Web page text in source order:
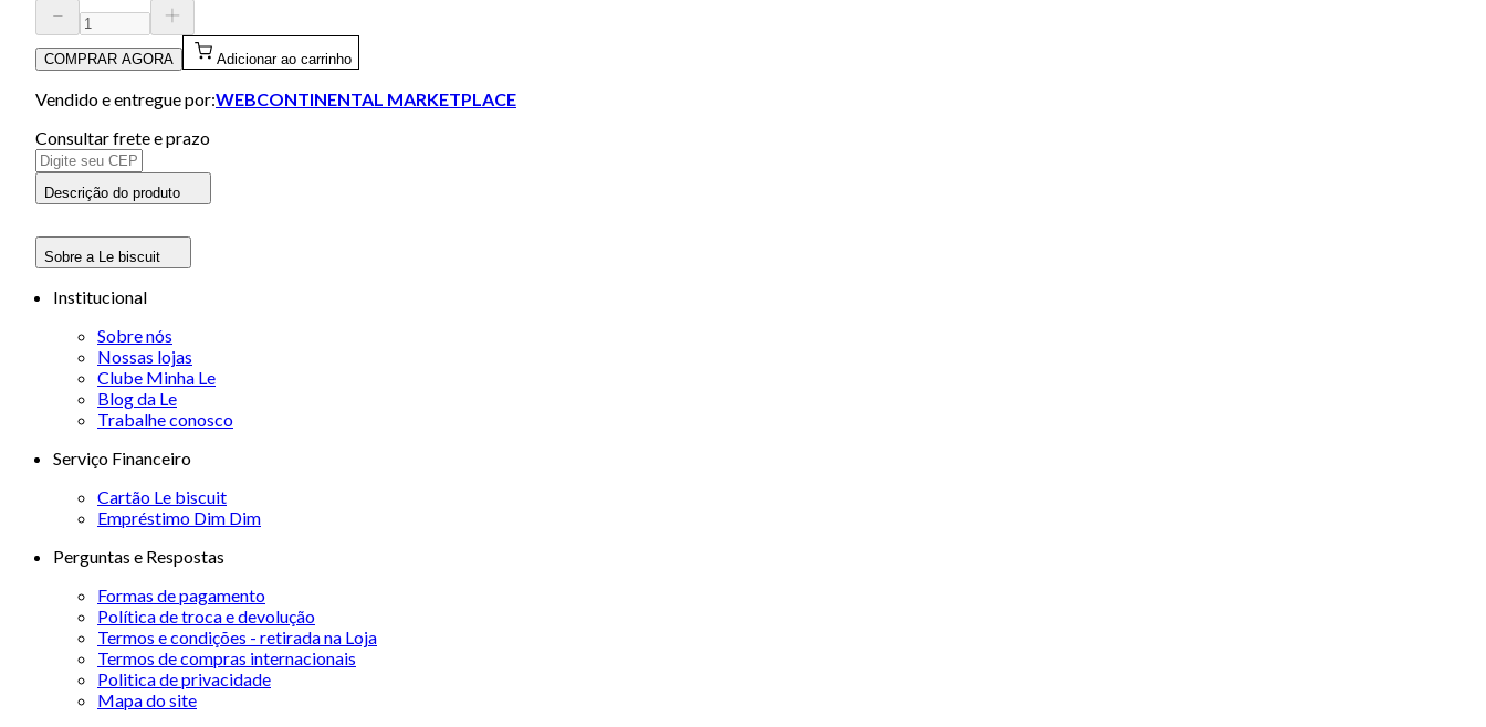
COMPRAR AGORA Adicionar ao carrinho
Vendido e entregue por:WEBCONTINENTAL MARKETPLACE
Consultar frete e prazo
Descrição do produto
Sobre a Le biscuit
Institucional
Sobre nós
Nossas lojas
Clube Minha Le
Blog da Le
Trabalhe conosco
Serviço Financeiro
Cartão Le biscuit
Empréstimo Dim Dim
Perguntas e Respostas
Formas de pagamento
Política de troca e devolução
Termos e condições - retirada na Loja
Termos de compras internacionais
Politica de privacidade
Mapa do site